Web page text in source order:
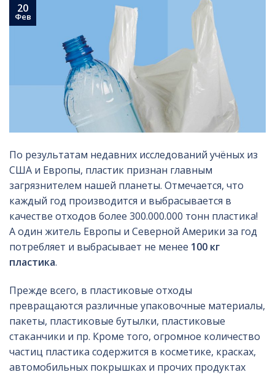
20
Фев
По результатам недавних исследований учёных из
США и Европы, пластик признан главным
загрязнителем нашей планеты. Отмечается, что
каждый год производится и выбрасывается в
качестве отходов более 300.000.000 тонн пластика!
А один житель Европы и Северной Америки за год
потребляет и выбрасывает не менее 100 кг
пластика.
Прежде всего, в пластиковые отходы
превращаются различные упаковочные материалы,
пакеты, пластиковые бутылки, пластиковые
стаканчики и пр. Кроме того, огромное количество
частиц пластика содержится в косметике, красках,
автомобильных покрышках и прочих продуктах